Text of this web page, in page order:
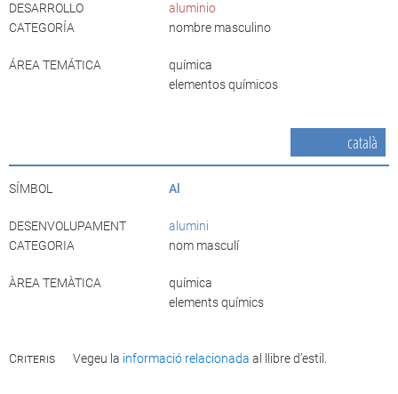
DESARROLLO
aluminio
CATEGORÍA
nombre masculino
ÁREA TEMÁTICA
química
elementos químicos
català
SÍMBOL Al
DESENVOLUPAMENT
alumini
CATEGORIA
nom masculí
ÀREA TEMÀTICA
química
elements químics
Criteris Vegeu la informació relacionada al llibre d’estil.